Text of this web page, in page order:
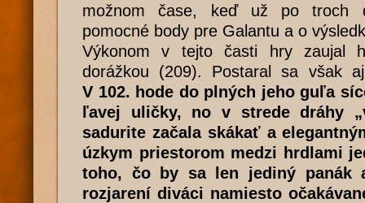
možnom čase, keď už po troch
pomocné body pre Galantu a o
Výkonom v tejto časti hry zaujal
dorážkou (209). Postaral sa však
V 102. hode do plných jeho guľa
ľavej uličky, no v strede dráhy
sadurite začala skákať a
úzkym priestorom medzi hrdlami
toho, čo by sa len jediný panák
rozjarení diváci namiesto